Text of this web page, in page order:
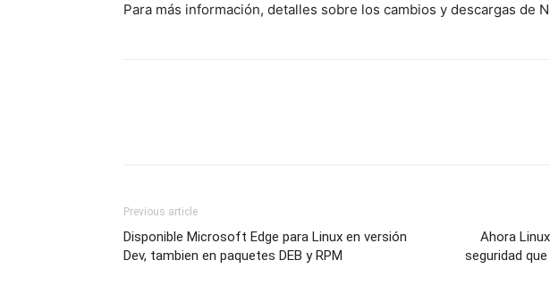
Para más información, detalles sobre los cambios y descargas de
Previous article
Disponible Microsoft Edge para Linux en versión
Dev, tambien en paquetes DEB y RPM
Ahora
seguridad